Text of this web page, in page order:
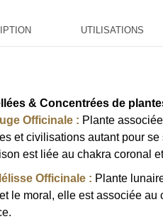
UTILISATIONS
& Concentrées de
Officinale : Plante
et civilisations autant pour
est liée au chakra coronal
Officinale : Plante
le moral, elle est associée